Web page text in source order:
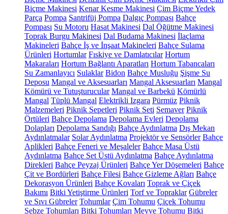
Biçme Makinesi Kenar Kesme Makinesi Çim Biçme Yedek
Parça Pompa Santrifüj Pompa Dalgıç Pompası Bahçe
Pompası Su Motoru Hasat Makinesi Dal Öğütme Makinesi
Toprak Burgu Makinesi Dal Budama Makinesi İlaçlama
Makineleri Bahçe İş ve İnşaat Makineleri Bahçe Sulama
Ürünleri Hortumlar Fıskiye ve Damlatıcılar Hortum
Makaraları Hortum Bağlantı Aparatları Hortum Tabancaları
Su Zamanlayıcı Sulaklar Bidon Bahçe Musluğu Şişme Su
Deposu Mangal ve Aksesuarları Mangal Aksesuarları Mangal
Kömürü ve Tutuşturucular Mangal ve Barbekü Kömürlü
Mangal Tüplü Mangal Elektrikli Izgara Pürmüz Piknik
Malzemeleri Piknik Sepetleri Piknik Seti Semaver Piknik
Örtüleri Bahçe Depolama Depolama Evleri Depolama
Dolapları Depolama Sandığı Bahçe Aydınlatma Dış Mekan
Aydınlatmalar Solar Aydınlatma Projektör ve Sensörler Bahçe
Aplikleri Bahçe Feneri ve Meşaleler Bahçe Masa Üstü
Aydınlatma Bahçe Set Üstü Aydınlatma Bahçe Aydınlatma
Direkleri Bahçe Peyzaj Ürünleri Bahçe Yer Döşemeleri Bahçe
Çit ve Bordürleri Bahçe Filesi Bahçe Gizleme Ağları Bahçe
Dekorasyon Ürünleri Bahçe Kovaları Toprak ve Çiçek
Bakımı Bitki Yetiştirme Ürünleri Torf ve Topraklar Gübreler
ve Sıvı Gübreler Tohumlar Çim Tohumu Çiçek Tohumu
Sebze Tohumları Bitki Tohumları Meyve Tohumu Bitki